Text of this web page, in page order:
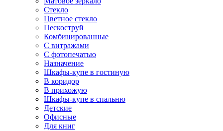
Стекло
Цветное стекло
Пескоструй
Комбинированные
С витражами
С фотопечатью
Назначение
Шкафы-купе в гостиную
В коридор
В прихожую
Шкафы-купе в спальню
Детские
Офисные
Для книг